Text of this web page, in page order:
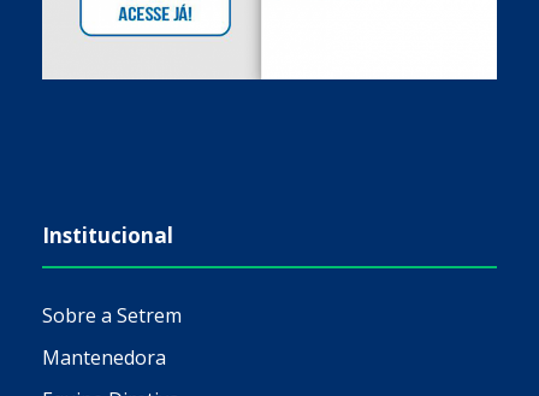
Institucional
Sobre a Setrem
Mantenedora